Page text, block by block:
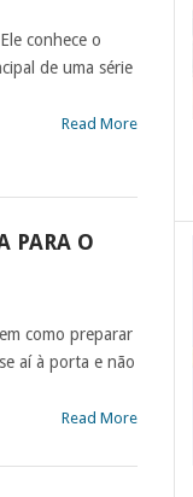
conhece o
de uma série
Read More
PARA O
como preparar
aí à porta e não
Read More